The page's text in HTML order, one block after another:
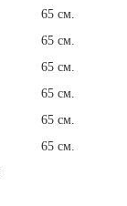
65 см.
65 см.
65 см.
65 см.
65 см.
65 см.